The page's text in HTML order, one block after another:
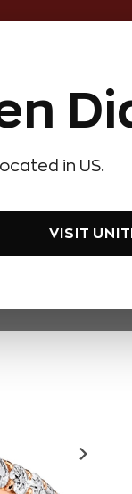
in US.
VISIT
Evlilik